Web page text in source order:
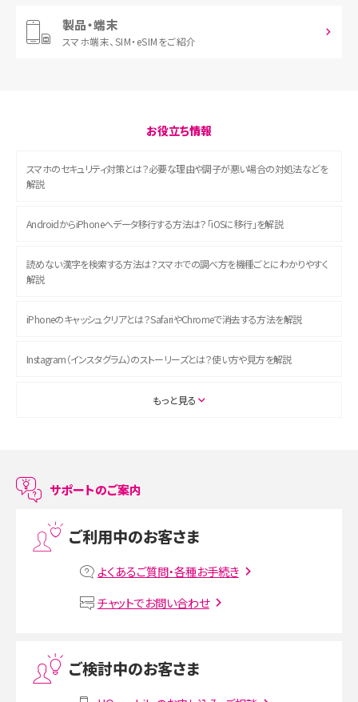
製品・端末
スマホ端末、 SIM・eSIMをご紹介
お役立ち情報
スマホのセキュリティ対策とは？必要な理由や調子が悪い場合の対処法などを
解説
AndroidからiPhoneへデータ移行する方法は？「iOSに移行」を解説
読めない漢字を検索する方法は？スマホでの調べ方を機種ごとにわかりやすく
解説
iPhoneのキャッシュクリアとは？SafariやChromeで消去する方法を解説
Instagram（インスタグラム）のストーリーズとは？使い方や見方を解説
ASMRとは？初心者向けの代表ジャンルや楽しみ方を解説
LINEで友だちを削除する方法は？方法ごとの影響や復活・復元する方法も解説
プリペイドSIMとは？種類やメリット・デメリット、利用までの流れを解説
VPN接続とは？仕組みや必要性、メリット・デメリット、接続方法を解説
Instagram（インスタグラム）でスクショするとバレる？バレるケースや撮り方も解
もっと見る
サポートのご案内
ご利用中のお客さま
よくあるご質問・各種お手続き
チャットでお問い合わせ
ご検討中のお客さま